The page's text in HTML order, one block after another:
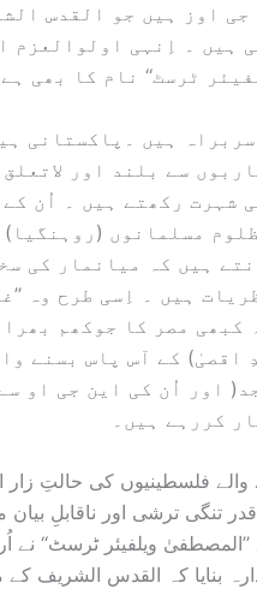
جی اوز ہیں جو القدس
ہیں ۔ اِنہی اولوالعزم
ٹرسٹ‘‘ نام کا بھی
ہیں ۔پاکستانی
سے بلند اور
شہرت رکھتے ہیں ۔ اُن
مسلمانوں
ہیں کہ میانمار کی
ہیں ۔ اِسی طرح وہ
کبھی مصر کا جوکھم
اقصیٰ) کے آس پاس بسنے
اور اُن کی این جی او
کررہے ہیں۔
فلسطینیوں کی حالتِ زار
ترشی اور ناقابلِ بیان
ویلفیئر ٹرسٹ‘‘
بنایا کہ القدس الشریف